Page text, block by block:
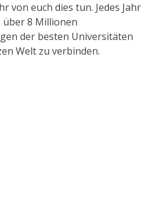
von euch dies tun. Jedes Jahr
über 8 Millionen
der besten Universitäten
Welt zu verbinden.